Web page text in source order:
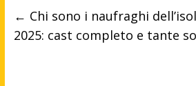
← Chi sono i naufraghi
2025: cast completo e tante